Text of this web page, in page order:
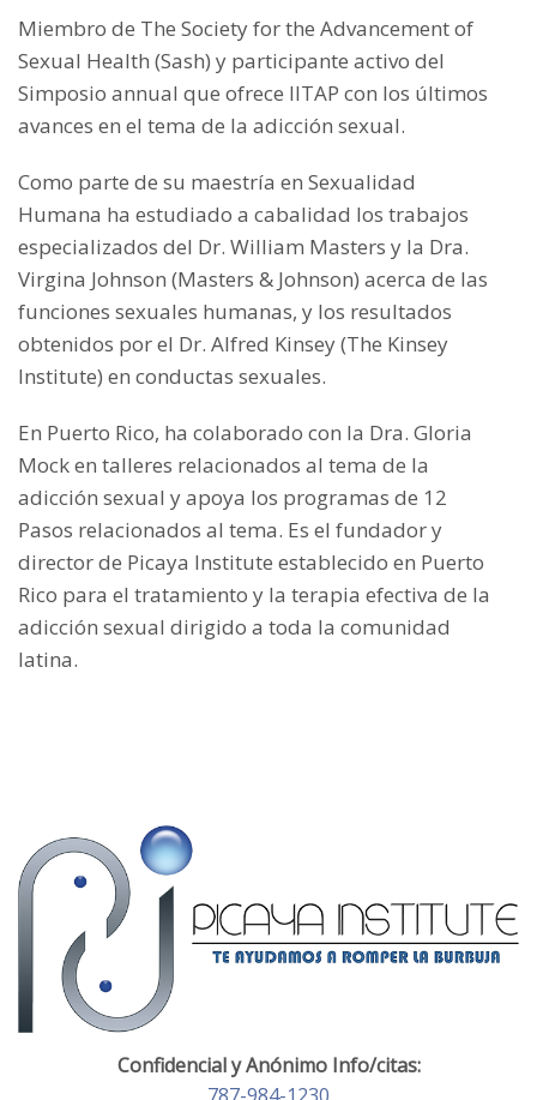
Miembro de The Society for the Advancement of
Sexual Health (Sash) y participante activo del
Simposio annual que ofrece IITAP con los últimos
avances en el tema de la adicción sexual.
Como parte de su maestría en Sexualidad
Humana ha estudiado a cabalidad los trabajos
especializados del Dr. William Masters y la Dra.
Virgina Johnson (Masters & Johnson) acerca de las
funciones sexuales humanas, y los resultados
obtenidos por el Dr. Alfred Kinsey (The Kinsey
Institute) en conductas sexuales.
En Puerto Rico, ha colaborado con la Dra. Gloria
Mock en talleres relacionados al tema de la
adicción sexual y apoya los programas de 12
Pasos relacionados al tema. Es el fundador y
director de Picaya Institute establecido en Puerto
Rico para el tratamiento y la terapia efectiva de la
adicción sexual dirigido a toda la comunidad
latina.
Confidencial y Anónimo Info/citas: